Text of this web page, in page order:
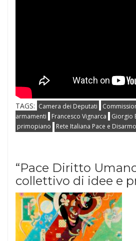
TAGS: Camera dei Deputati
armamenti
Francesco Vignarca Giorgio
primopiano
Rete Italiana Pace e Disarmo
“Pace Diritto
collettivo di idee e